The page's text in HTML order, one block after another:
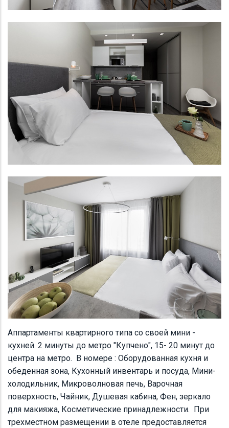
Аппартаменты квартирного типа со своей мини -
кухней. 2 минуты до метро "Купчено", 15- 20 минут до
центра на метро. В номере : Оборудованная кухня и
обеденная зона, Кухонный инвентарь и посуда, Мини-
холодильник, Микроволновая печь, Варочная
поверхность, Чайник, Душевая кабина, Фен, зеркало
для макияжа, Косметические принадлежности. При
трехместном размещении в отеле предоставляется